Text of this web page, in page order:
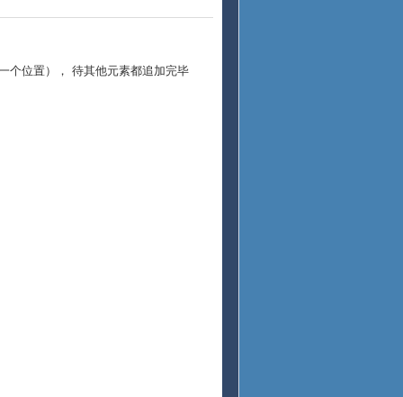
个位置）， 待其他元素都追加完毕